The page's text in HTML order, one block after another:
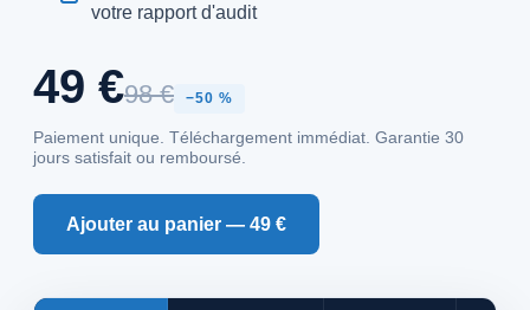
votre rapport d'audit
49 €98 € −50 %
Paiement unique. Téléchargement immédiat. Garantie 30
jours satisfait ou remboursé.
Ajouter au panier — 49 €